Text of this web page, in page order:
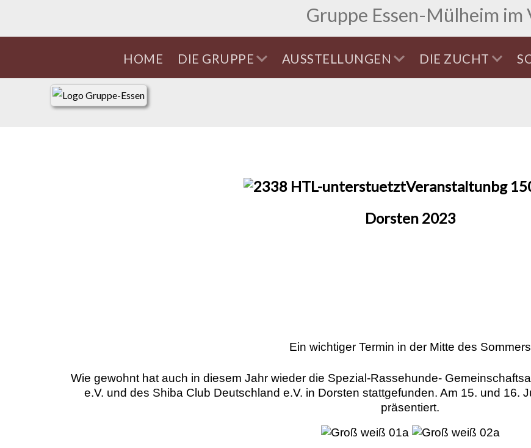
Gruppe Essen-Mülheim im
HOME DIE GRUPPE AUSSTELLUNGEN DIE ZUCHT
Dorsten 2023
Ein wichtiger Termin in der Mitte des Sommers
Wie gewohnt hat auch in diesem Jahr wieder die Spezial-Rassehunde-
e.V. und des Shiba Club Deutschland e.V. in Dorsten stattgefunden. Am 15. und 16.
präsentiert.